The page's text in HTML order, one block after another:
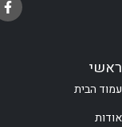
ראשי
עמוד הבית
אודות